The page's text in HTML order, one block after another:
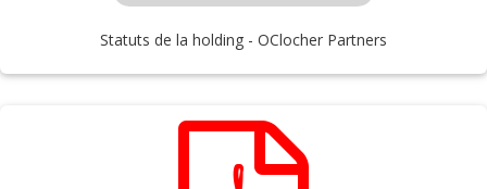
Statuts de la holding - OClocher Partners